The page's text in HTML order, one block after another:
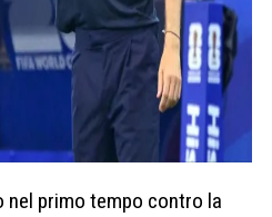
primo tempo contro la